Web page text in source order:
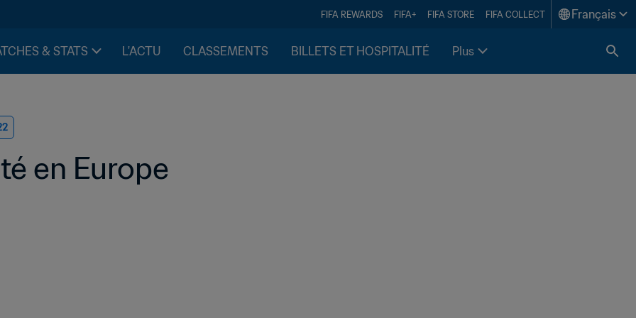
FIFA REWARDS FIFA+ FIFA STORE FIFA COLLECT Français
& STATS L'ACTU CLASSEMENTS BILLETS ET HOSPITALITÉ Plus
en Europe